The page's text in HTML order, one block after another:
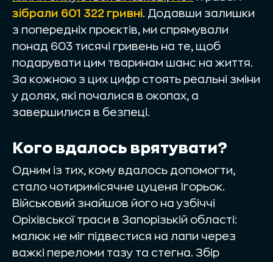
зібрали 601 322 гривні . Додавши залишки
з попередніх проєктів, ми спрямували
понад 603 тисячі гривень на те, щоб
подарувати цим тваринам шанс на життя.
За кожною з цих цифр стоять реальні зміни
у долях, які почалися в окопах, а
завершилися в безпеці.
Кого вдалось врятувати?
Одним із тих, кому вдалось допомогти,
стало чотиримісячне цуценя Ігорьок.
Військовий знайшов його на узбіччі
Оріхівської траси в Запорізькій області:
малюк не міг підвестися на лапи через
важкі переломи тазу та стегна. Збір